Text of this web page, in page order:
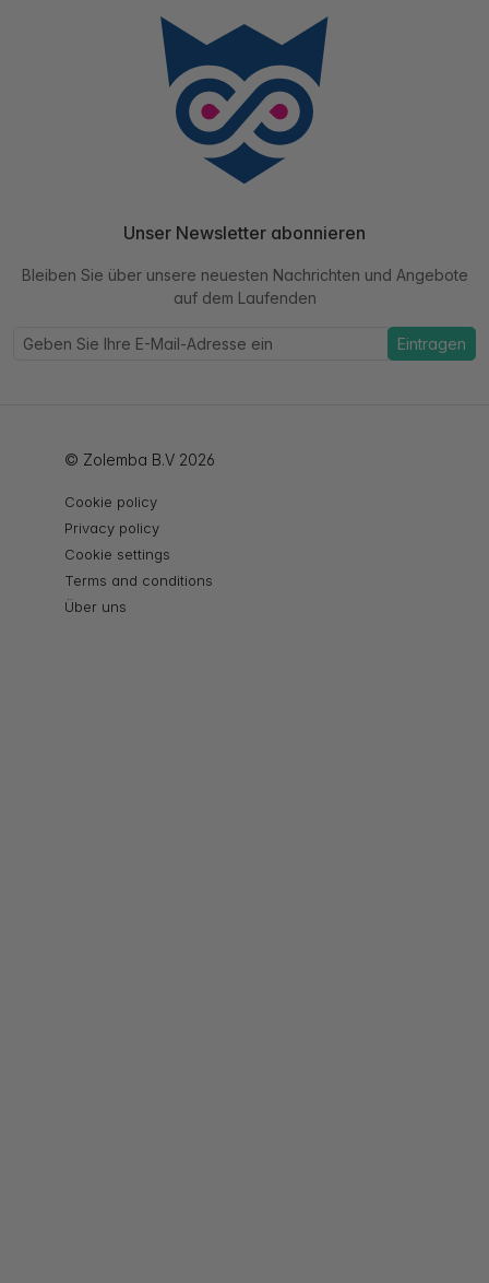
Unser Newsletter abonnieren
Bleiben Sie über unsere neuesten Nachrichten und Angebote
auf dem Laufenden
Eintragen
© Zolemba B.V 2026
Cookie policy
Privacy policy
Cookie settings
Terms and conditions
Über uns